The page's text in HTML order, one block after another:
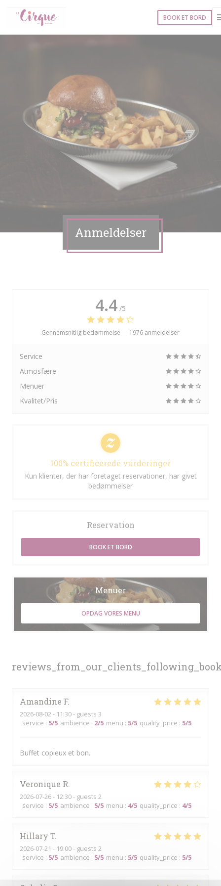
BOOK ET BORD
Anmeldelser
Amandine F
2026-08-02 - 11:30 - guests 3
service : 5/5 ambience : 2/5 menu : 5/5 quality_price : 5/5
Buffet copieux et bon.
Veronique R
2026-07-26- 12:30 - guests 2
service : 5/5 ambience : 5/5 menu : 4/5 quality_price : 4/5
Hillary T
2026-07-21 - 19:00 - guests 2
service : 5/5 ambience : 5/5 menu : 5/5 quality_price : 5/5
4.4 /5
Gennemsnitlig bedømmelse — 1976 anmeldelser
Service
Atmosfære
Menuer
Kvalitet/Pris
100% certificerede vurderinger
Kun klienter, der har foretaget reservationer, har givet
bedømmelser
Reservation
BOOK ET BORD
Menuer
OPDAG VORES MENU